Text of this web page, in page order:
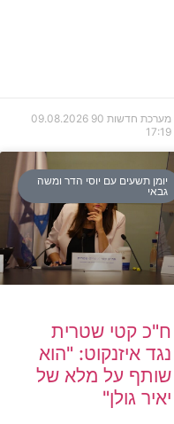
מערכת חדשות 90
09.08.2026
17:19
יומן תשעים עם יוסי הדר ומשה
גבאי
ח"כ קטי שטרית
נגד איזנקוט: "הוא
שותף על מלא של
יאיר גולן"